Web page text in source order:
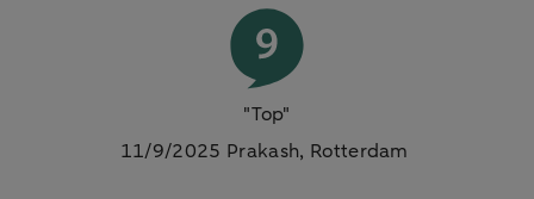
"Top"
11/9/2025 Prakash, Rotterdam